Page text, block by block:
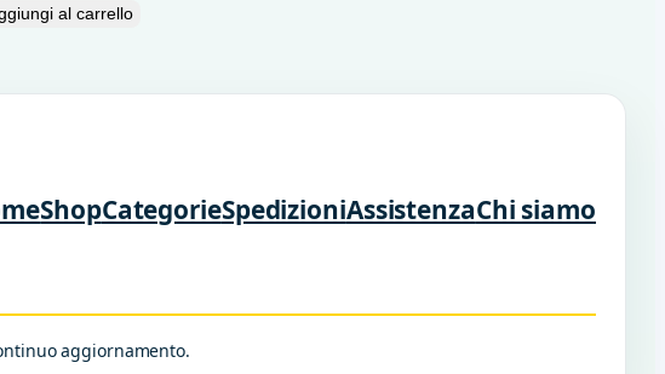
al carrello
ShopCategorieSpedizioniAssistenzaChi siamo
aggiornamento.